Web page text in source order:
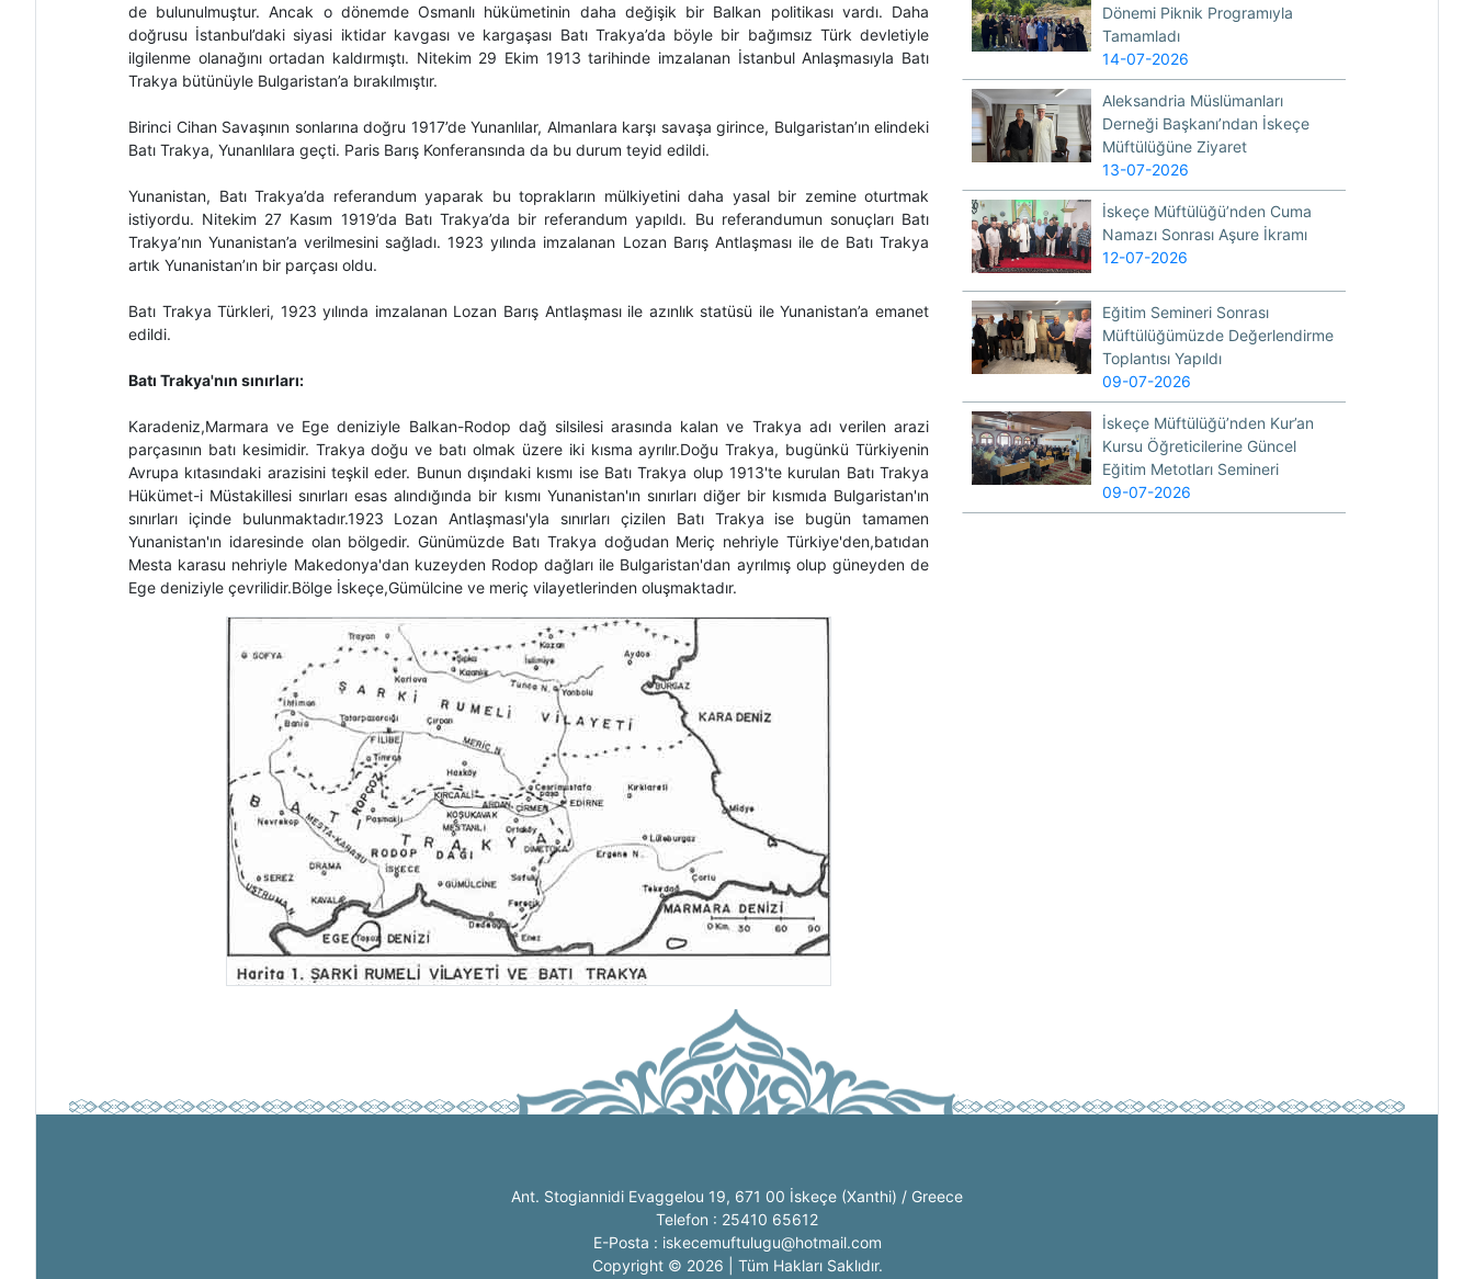
de bulunulmuştur. Ancak o dönemde Osmanlı hükümetinin daha değişik bir Balkan politikası vardı. Daha
doğrusu İstanbul’daki siyasi iktidar kavgası ve kargaşası Batı Trakya’da böyle bir bağımsız Türk devletiyle
ilgilenme olanağını ortadan kaldırmıştı. Nitekim 29 Ekim 1913 tarihinde imzalanan İstanbul Anlaşmasıyla Batı
Trakya bütünüyle Bulgaristan’a bırakılmıştır.
Birinci Cihan Savaşının sonlarına doğru 1917’de Yunanlılar, Almanlara karşı savaşa girince, Bulgaristan’ın elindeki
Batı Trakya, Yunanlılara geçti. Paris Barış Konferansında da bu durum teyid edildi.
Yunanistan, Batı Trakya’da referandum yaparak bu toprakların mülkiyetini daha yasal bir zemine oturtmak
istiyordu. Nitekim 27 Kasım 1919’da Batı Trakya’da bir referandum yapıldı. Bu referandumun sonuçları Batı
Trakya’nın Yunanistan’a verilmesini sağladı. 1923 yılında imzalanan Lozan Barış Antlaşması ile de Batı Trakya
artık Yunanistan’ın bir parçası oldu.
Batı Trakya Türkleri, 1923 yılında imzalanan Lozan Barış Antlaşması ile azınlık statüsü ile Yunanistan’a emanet
edildi.
Batı Trakya'nın sınırları:
Karadeniz,Marmara ve Ege deniziyle Balkan-Rodop dağ silsilesi arasında kalan ve Trakya adı verilen arazi
parçasının batı kesimidir. Trakya doğu ve batı olmak üzere iki kısma ayrılır.Doğu Trakya, bugünkü Türkiyenin
Avrupa kıtasındaki arazisini teşkil eder. Bunun dışındaki kısmı ise Batı Trakya olup 1913'te kurulan Batı Trakya
Hükümet-i Müstakillesi sınırları esas alındığında bir kısmı Yunanistan'ın sınırları diğer bir kısmıda Bulgaristan'ın
sınırları içinde bulunmaktadır.1923 Lozan Antlaşması'yla sınırları çizilen Batı Trakya ise bugün tamamen
Yunanistan'ın idaresinde olan bölgedir. Günümüzde Batı Trakya doğudan Meriç nehriyle Türkiye'den,batıdan
Mesta karasu nehriyle Makedonya'dan kuzeyden Rodop dağları ile Bulgaristan'dan ayrılmış olup güneyden de
Ege deniziyle çevrilidir.Bölge İskeçe,Gümülcine ve meriç vilayetlerinden oluşmaktadır.
Dönemi Piknik Programıyla
Tamamladı
14-07-2026
Aleksandria Müslümanları
Derneği Başkanı’ndan İskeçe
Müftülüğüne Ziyaret
13-07-2026
İskeçe Müftülüğü’nden Cuma
Namazı Sonrası Aşure İkramı
12-07-2026
Eğitim Semineri Sonrası
Müftülüğümüzde Değerlendirme
Toplantısı Yapıldı
09-07-2026
İskeçe Müftülüğü’nden Kur’an
Kursu Öğreticilerine Güncel
Eğitim Metotları Semineri
09-07-2026
Ant. Stogiannidi Evaggelou 19, 671 00 İskeçe (Xanthi) / Greece
Telefon : 25410 65612
E-Posta : iskecemuftulugu@hotmail.com
Copyright © 2026 | Tüm Hakları Saklıdır.